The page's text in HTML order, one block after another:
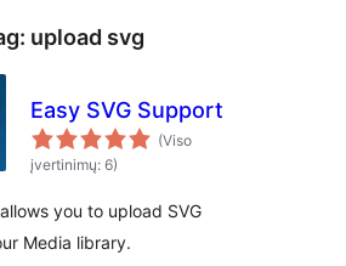
upload svg
Easy SVG Support
(Viso
įvertinimų: 6)
you to upload SVG
Media library.